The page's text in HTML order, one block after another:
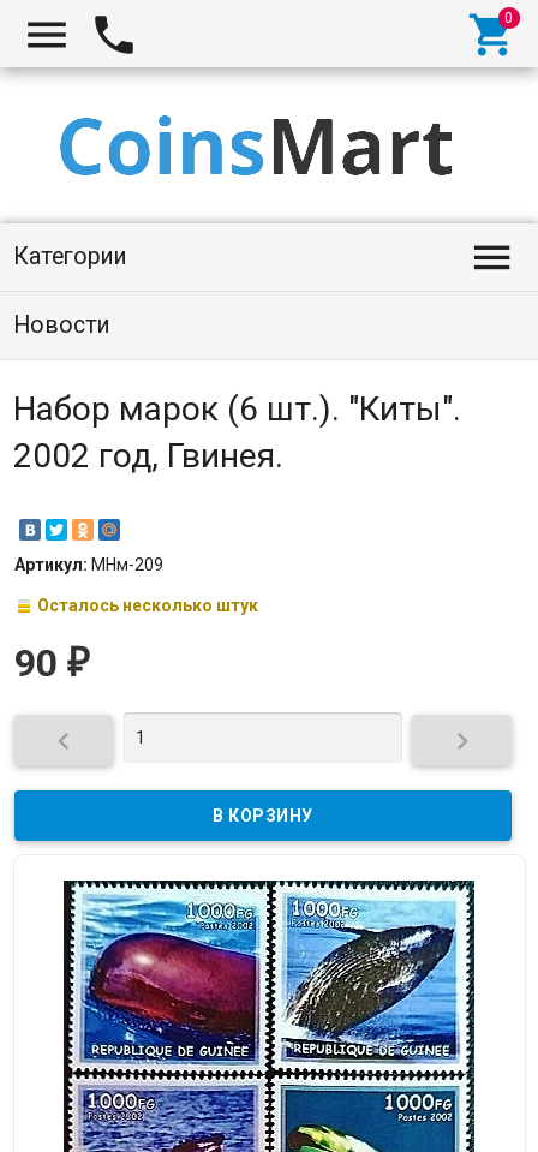
  
Категории 
Новости
Набор марок (6 шт.). "Киты".
2002 год, Гвинея.
Артикул: МНм-209
Осталось несколько штук
90 ₽
 